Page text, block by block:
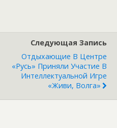
а
в
т
Следующая Запись
Отдыхающие В Центре
«Русь» Приняли Участие В
Интеллектуальной Игре
«Живи, Волга»